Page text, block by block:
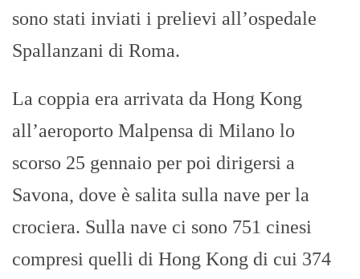
sono stati inviati i prelievi all’ospedale
Spallanzani di Roma.
La coppia era arrivata da Hong Kong
all’aeroporto Malpensa di Milano lo
scorso 25 gennaio per poi dirigersi a
Savona, dove è salita sulla nave per la
crociera. Sulla nave ci sono 751 cinesi
compresi quelli di Hong Kong di cui 374